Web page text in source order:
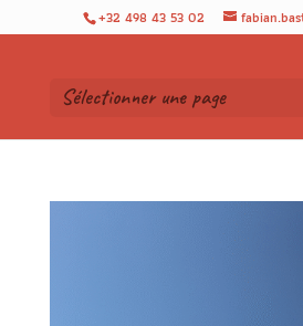
+32 498 43 53 02
Sélectionner une page